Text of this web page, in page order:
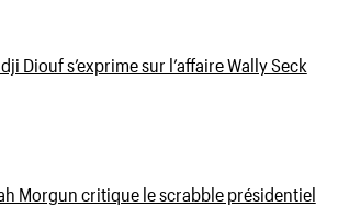
Diouf s’exprime sur l’affaire Wally Seck
Morgun critique le scrabble présidentiel